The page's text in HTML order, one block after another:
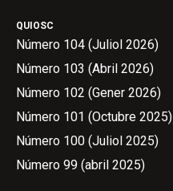
QUIOSC
Número 104 (Juliol 2026)
Número 103 (Abril 2026)
Número 102 (Gener 2026)
Número 101 (Octubre 2025)
Número 100 (Juliol 2025)
Número 99 (abril 2025)